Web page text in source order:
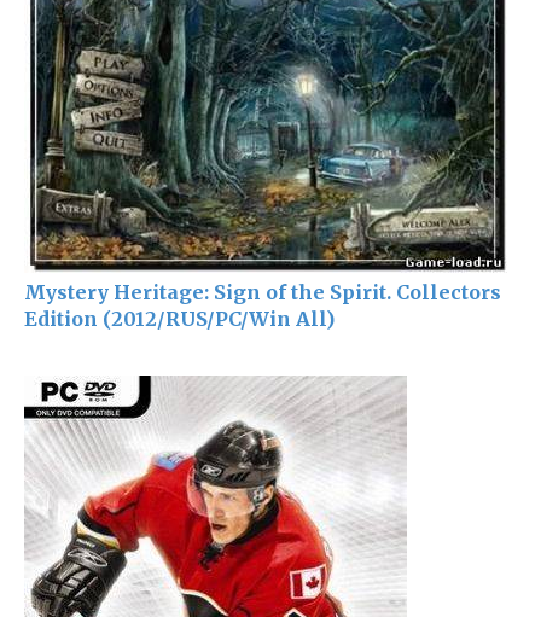
Mystery Heritage: Sign of the Spirit. Collectors
Edition (2012/RUS/PC/Win All)